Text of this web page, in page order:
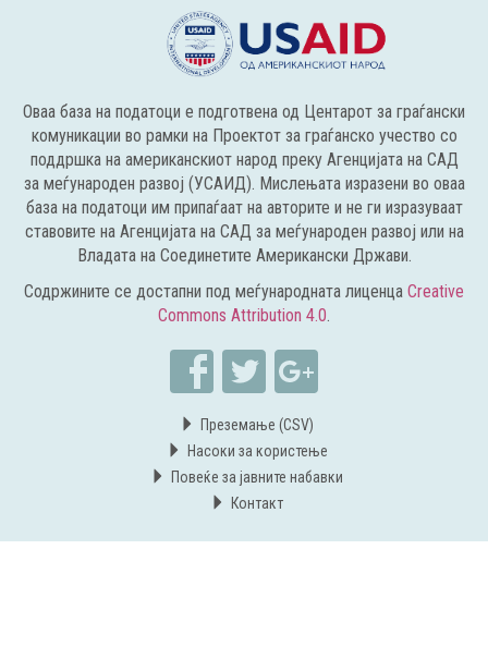
Оваа база на податоци е подготвена од Центарот за граѓански
комуникации во рамки на Проектот за граѓанско учество со
поддршка на американскиот народ преку Агенцијата на САД
за меѓународен развој (УСАИД). Мислењата изразени во оваа
база на податоци им припаѓаат на авторите и не ги изразуваат
ставовите на Агенцијата на САД за меѓународен развој или на
Владата на Соединетите Американски Држави.
Содржините се достапни под меѓународната лиценца Creative
Commons Attribution 4.0.
Преземање (CSV)
Насоки за користење
Повеќе за јавните набавки
Контакт